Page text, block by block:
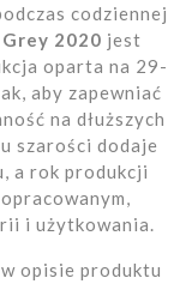
codziennej
2020 jest
oparta na 29-
aby zapewniać
na dłuższych
szarości dodaje
a rok produkcji
i użytkowania.
opisie produktu